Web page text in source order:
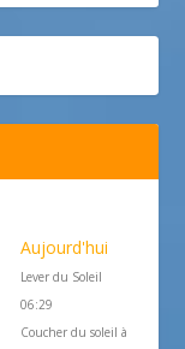
Aujourd'hui
Lever du Soleil
06:29
Coucher du soleil à